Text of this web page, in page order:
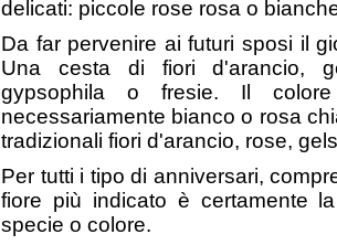
delicati: piccole rose rosa o
Da far pervenire ai futuri sposi il
Una cesta di fiori d'arancio,
gypsophila o fresie. Il
necessariamente bianco o rosa
tradizionali fiori d'arancio, rose,
Per tutti i tipo di anniversari,
fiore più indicato è certamente
specie o colore.